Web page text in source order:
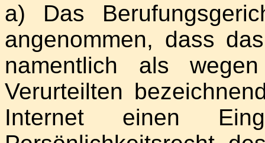
a) Das
angenommen, dass
namentlich als
Verurteilten
Internet einen